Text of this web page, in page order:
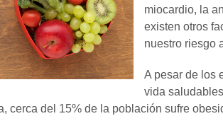
miocardio, la
existen otros
nuestro riesgo
A pesar de los
vida
cerca del 15% de la población sufre